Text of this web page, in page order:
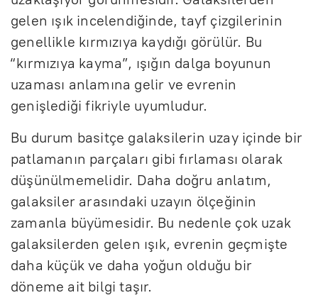
gelen ışık incelendiğinde, tayf çizgilerinin
genellikle kırmızıya kaydığı görülür. Bu
“kırmızıya kayma”, ışığın dalga boyunun
uzaması anlamına gelir ve evrenin
genişlediği fikriyle uyumludur.
Bu durum basitçe galaksilerin uzay içinde bir
patlamanın parçaları gibi fırlaması olarak
düşünülmemelidir. Daha doğru anlatım,
galaksiler arasındaki uzayın ölçeğinin
zamanla büyümesidir. Bu nedenle çok uzak
galaksilerden gelen ışık, evrenin geçmişte
daha küçük ve daha yoğun olduğu bir
döneme ait bilgi taşır.